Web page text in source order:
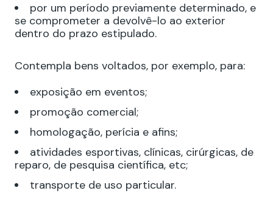
por um período previamente determinado, e
se comprometer a devolvê-lo ao exterior
dentro do prazo estipulado.
Contempla bens voltados, por exemplo, para:
exposição em eventos;
promoção comercial;
homologação, perícia e afins;
atividades esportivas, clínicas, cirúrgicas, de
reparo, de pesquisa científica, etc;
transporte de uso particular.